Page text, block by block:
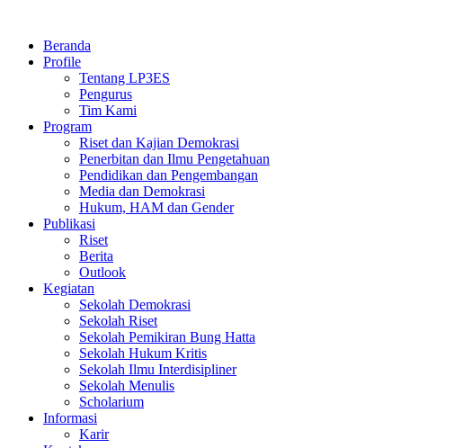
contentBeranda
Profile
Tentang LP3ES
Pengurus
Tim Kami
Program
Riset dan Kajian Demokrasi
Penerbitan dan Ilmu Pengetahuan
Pendidikan dan Pengembangan
Media dan Demokrasi
Hukum, HAM dan Gender
Publikasi
Riset
Berita
Outlook
Kegiatan
Sekolah Demokrasi
Sekolah Riset
Sekolah Pemikiran Bung Hatta
Sekolah Hukum Kritis
Sekolah Ilmu Interdisipliner
Sekolah Menulis
Scholarium
Informasi
Karir